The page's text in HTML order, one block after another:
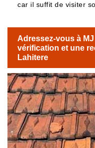
car il suffit de visiter
Adressez-vous à
vérification et une
Lahitere